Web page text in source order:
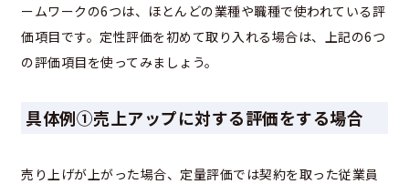
ームワークの6つは、ほとんどの業種や職種で使われている評
価項目です。定性評価を初めて取り入れる場合は、上記の6つ
の評価項目を使ってみましょう。
具体例①売上アップに対する評価をする場合
売り上げが上がった場合、定量評価では契約を取った従業員